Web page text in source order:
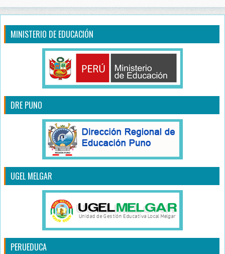
MINISTERIO DE EDUCACIÓN
DRE PUNO
UGEL MELGAR
PERUEDUCA